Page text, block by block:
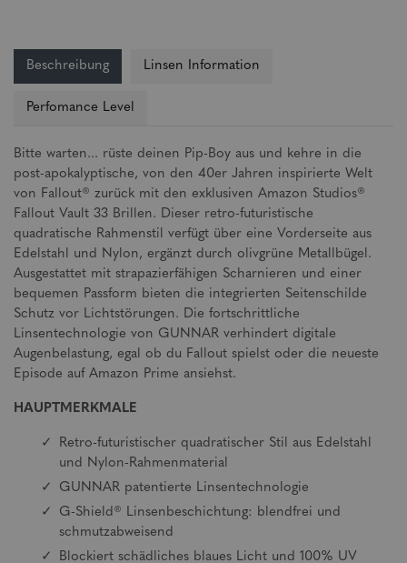
Beschreibung Linsen Information
Perfomance Level
Bitte warten... rüste deinen Pip-Boy aus und kehre in die
post-apokalyptische, von den 40er Jahren inspirierte Welt
von Fallout® zurück mit den exklusiven Amazon Studios®
Fallout Vault 33 Brillen. Dieser retro-futuristische
quadratische Rahmenstil verfügt über eine Vorderseite aus
Edelstahl und Nylon, ergänzt durch olivgrüne Metallbügel.
Ausgestattet mit strapazierfähigen Scharnieren und einer
bequemen Passform bieten die integrierten Seitenschilde
Schutz vor Lichtstörungen. Die fortschrittliche
Linsentechnologie von GUNNAR verhindert digitale
Augenbelastung, egal ob du Fallout spielst oder die neueste
Episode auf Amazon Prime ansiehst.
HAUPTMERKMALE
Retro-futuristischer quadratischer Stil aus Edelstahl
und Nylon-Rahmenmaterial
GUNNAR patentierte Linsentechnologie
G-Shield® Linsenbeschichtung: blendfrei und
schmutzabweisend
Blockiert schädliches blaues Licht und 100% UV